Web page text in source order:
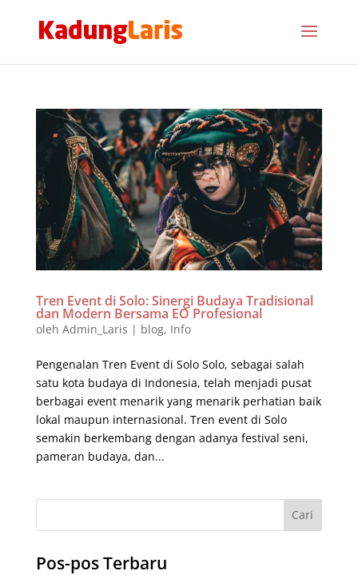
Tren Event di Solo: Sinergi Budaya Tradisional
dan Modern Bersama EO Profesional
oleh Admin_Laris | blog, Info
Pengenalan Tren Event di Solo Solo, sebagai salah
satu kota budaya di Indonesia, telah menjadi pusat
berbagai event menarik yang menarik perhatian baik
lokal maupun internasional. Tren event di Solo
semakin berkembang dengan adanya festival seni,
pameran budaya, dan...
Pos-pos Terbaru